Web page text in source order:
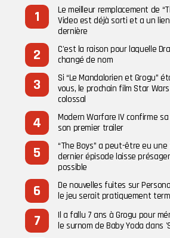
Le meilleur remplacement de
Video est déjà sorti et a un
dernière
C'est la raison pour laquelle
changé de nom
Si “Le Mandalorien et Grogu”
vous, le prochain film Star
colossal
Modern Warfare IV confirme
son premier trailer
“The Boys” a peut-être eu
dernier épisode laisse
possible
De nouvelles fuites sur
le jeu serait pratiquement
Il a fallu 7 ans à Grogu pour
le surnom de Baby Yoda dans